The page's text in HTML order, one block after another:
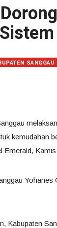
SANGGAU
kemudahan
Emerald, Kamis
Kabupaten